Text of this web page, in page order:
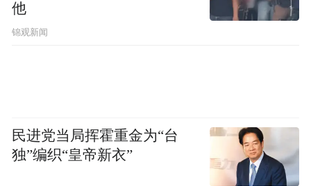
他
锦观新闻
民进党当局挥霍重金为“台
独”编织“皇帝新衣”